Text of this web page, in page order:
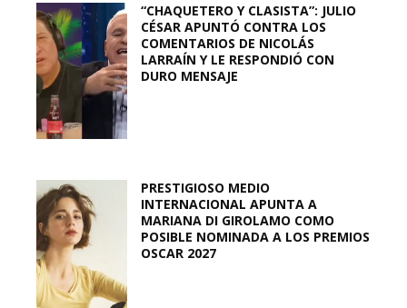
“CHAQUETERO Y CLASISTA”: JULIO
CÉSAR APUNTÓ CONTRA LOS
COMENTARIOS DE NICOLÁS
LARRAÍN Y LE RESPONDIÓ CON
DURO MENSAJE
PRESTIGIOSO MEDIO
INTERNACIONAL APUNTA A
MARIANA DI GIROLAMO COMO
POSIBLE NOMINADA A LOS PREMIOS
OSCAR 2027